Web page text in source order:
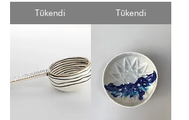
Tükendi Tükendi